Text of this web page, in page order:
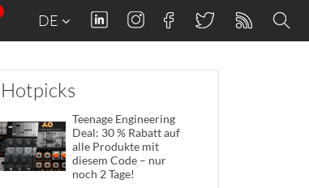
DE
Hotpicks
Teenage Engineering
Deal: 30 % Rabatt auf
alle Produkte mit
diesem Code – nur
noch 2 Tage!